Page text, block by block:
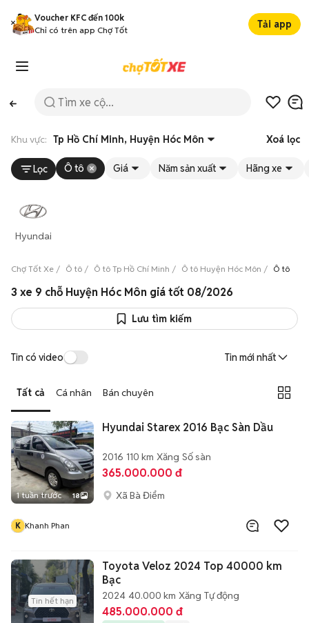
Voucher KFC đến 100k
Chỉ có trên app Chợ Tốt
Tải app
Khu vực: Tp Hồ Chí Minh, Huyện Hóc Môn Xoá lọc
Lọc Ô tô Giá Năm sản xuất Hãng xe
Hyundai
Chợ Tốt Xe Ô tô Ô tô Tp Hồ Chí Minh Ô tô Huyện Hóc Môn Ô tô 9
3 xe 9 chỗ Huyện Hóc Môn giá tốt 08/2026
Lưu tìm kiếm
Tin có video Tin mới nhất
Tất cả Cá nhân Bán chuyên
1 tuần trước 18
Hyundai Starex 2016 Bạc Sàn Dầu
2016 110 km Xăng Số sàn
365.000.000 đ
Xã Bà Điểm
K Khanh Phan
Tin hết hạn
Toyota Veloz 2024 Top 40000 km
Bạc
2024 40.000 km Xăng Tự động
485.000.000 đ